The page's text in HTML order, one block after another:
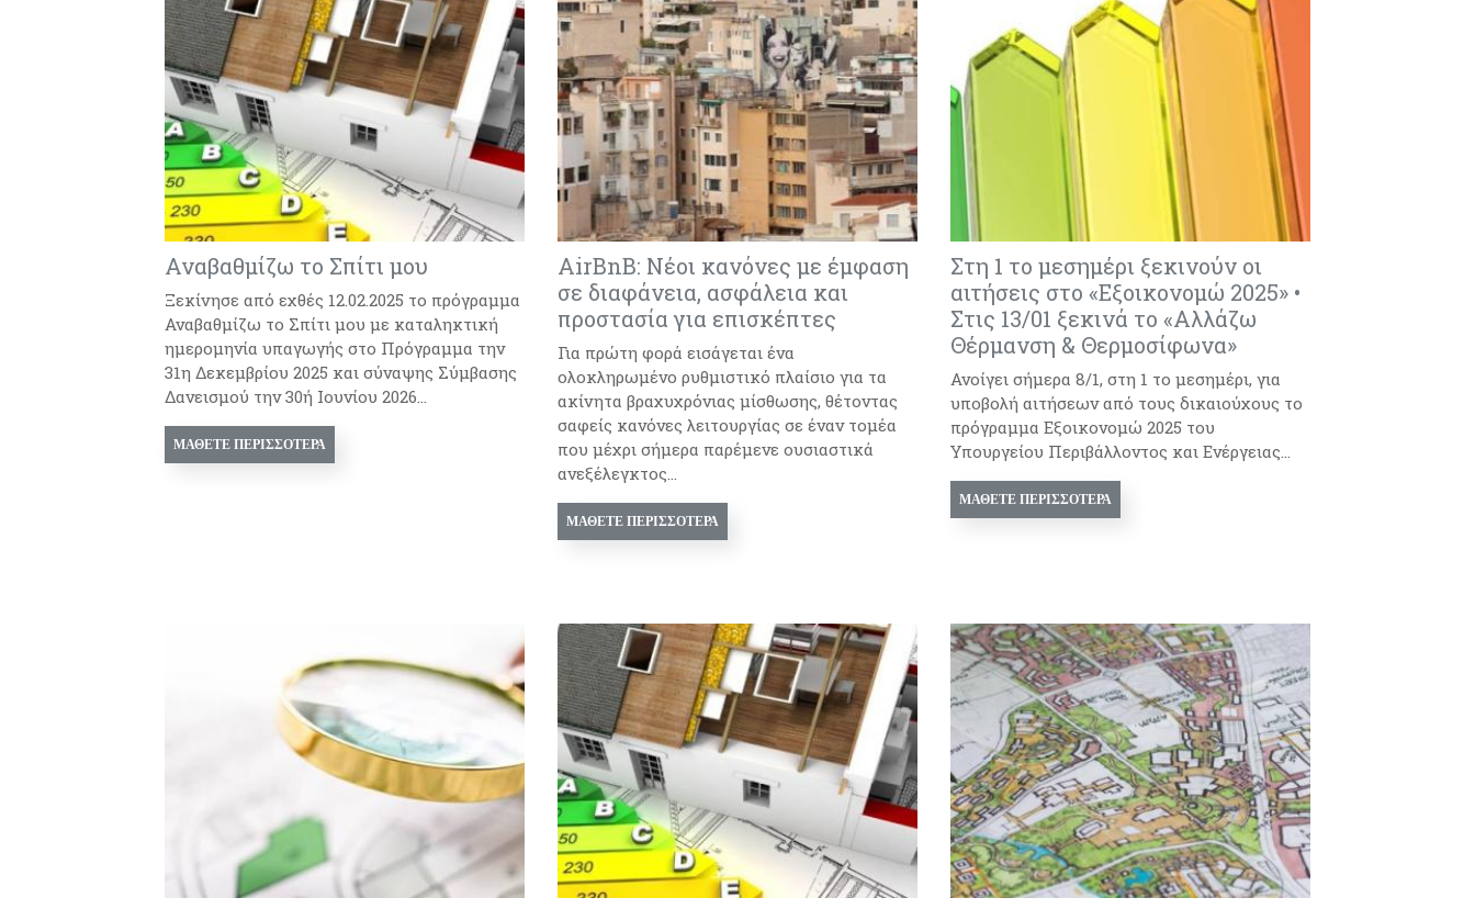
Αναβαθμίζω το Σπίτι μου
Ξεκίνησε από εχθές 12.02.2025 το πρόγραμμα
Αναβαθμίζω το Σπίτι μου με καταληκτική
ημερομηνία υπαγωγής στο Πρόγραμμα την
31η Δεκεμβρίου 2025 και σύναψης Σύμβασης
Δανεισμού την 30ή Ιουνίου 2026...
ΜΆΘΕΤΕ ΠΕΡΙΣΣΌΤΕΡΑ
AirBnB: Νέοι κανόνες με έμφαση
σε διαφάνεια, ασφάλεια και
προστασία για επισκέπτες
Για πρώτη φορά εισάγεται ένα
ολοκληρωμένο ρυθμιστικό πλαίσιο για τα
ακίνητα βραχυχρόνιας μίσθωσης, θέτοντας
σαφείς κανόνες λειτουργίας σε έναν τομέα
που μέχρι σήμερα παρέμενε ουσιαστικά
ανεξέλεγκτος...
ΜΆΘΕΤΕ ΠΕΡΙΣΣΌΤΕΡΑ
Στη 1 το μεσημέρι ξεκινούν οι
αιτήσεις στο «Εξοικονομώ 2025» •
Στις 13/01 ξεκινά το «Αλλάζω
Θέρμανση & Θερμοσίφωνα»
Ανοίγει σήμερα 8/1, στη 1 το μεσημέρι, για
υποβολή αιτήσεων από τους δικαιούχους το
πρόγραμμα Εξοικονομώ 2025 του
Υπουργείου Περιβάλλοντος και Ενέργειας...
ΜΆΘΕΤΕ ΠΕΡΙΣΣΌΤΕΡΑ